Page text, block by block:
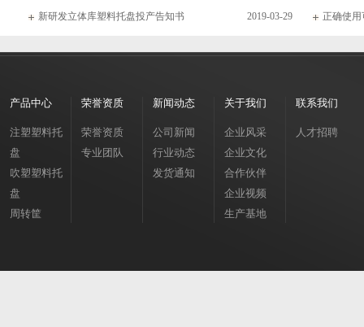
2019-03-29
新研发立体库塑料托盘投产告知书 正确使用
产品中心
注塑塑料托
盘
吹塑塑料托
盘
周转筐
荣誉资质
荣誉资质
专业团队
新闻动态
公司新闻
行业动态
发货通知
关于我们
企业风采
企业文化
合作伙伴
企业视频
生产基地
联系我们
人才招聘